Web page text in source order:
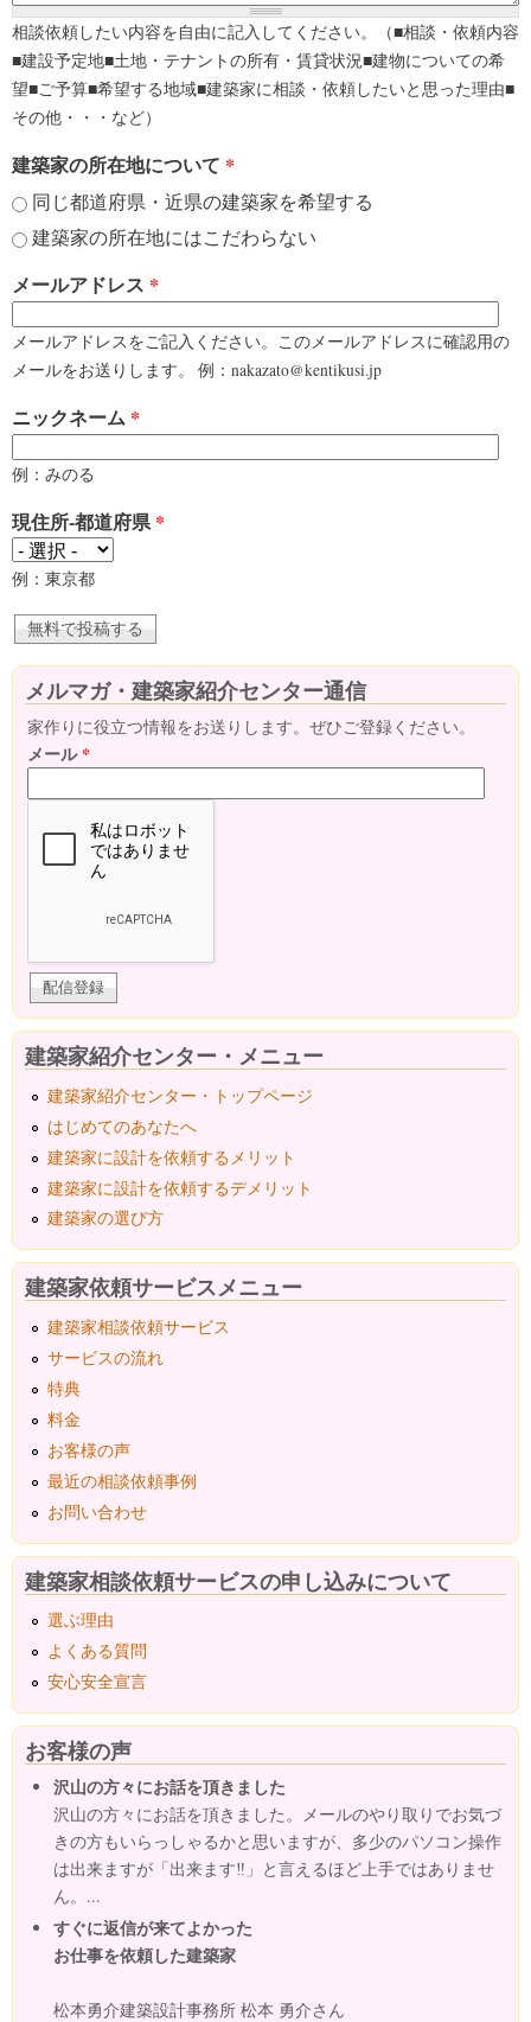
相談依頼したい内容を自由に記入してください。（■相談・依頼内容
■建設予定地■土地・テナントの所有・賃貸状況■建物についての希
望■ご予算■希望する地域■建築家に相談・依頼したいと思った理由■
その他・・・など）
建築家の所在地について *
同じ都道府県・近県の建築家を希望する
建築家の所在地にはこだわらない
メールアドレス *
メールアドレスをご記入ください。このメールアドレスに確認用の
メールをお送りします。 例：nakazato@kentikusi.jp
ニックネーム *
例：みのる
現住所-都道府県*
例：東京都
メルマガ・建築家紹介センター通信
家作りに役立つ情報をお送りします。ぜひご登録ください。
メール*
建築家紹介センター・メニュー
建築家紹介センター・トップページ
はじめてのあなたへ
建築家に設計を依頼するメリット
建築家に設計を依頼するデメリット
建築家の選び方
建築家依頼サービスメニュー
建築家相談依頼サービス
サービスの流れ
特典
料金
お客様の声
最近の相談依頼事例
お問い合わせ
建築家相談依頼サービスの申し込みについて
選ぶ理由
よくある質問
安心安全宣言
お客様の声
沢山の方々にお話を頂きました
沢山の方々にお話を頂きました。メールのやり取りでお気づ
きの方もいらっしゃるかと思いますが、多少のパソコン操作
は出来ますが「出来ます‼」と言えるほど上手ではありませ
ん。...
すぐに返信が来てよかった
お仕事を依頼した建築家
松本勇介建築設計事務所 松本 勇介さん